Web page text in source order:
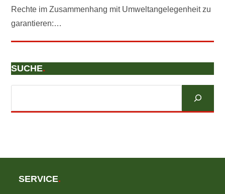
Rechte im Zusammenhang mit Umweltangelegenheit zu
garantieren:…
SUCHE.
SERVICE.